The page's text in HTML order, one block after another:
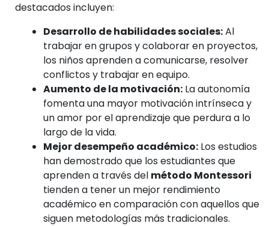
destacados incluyen:
Desarrollo de habilidades sociales:Al
trabajar en grupos y colaborar en proyectos,
los niños aprenden a comunicarse, resolver
conflictos y trabajar en equipo.
Aumento de la motivación: La autonomía
fomenta una mayor motivación intrínseca y
un amor por el aprendizaje que perdura a lo
largo de la vida.
Mejor desempeño académico: Los estudios
han demostrado que los estudiantes que
aprenden a través del método Montessori
tienden a tener un mejor rendimiento
académico en comparación con aquellos que
siguen metodologías más tradicionales.